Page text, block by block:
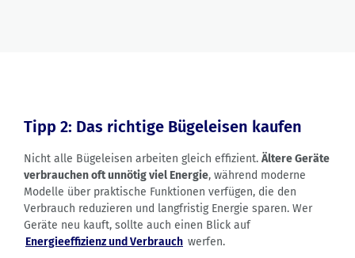
Tipp 2: Das richtige Bügeleisen kaufen
Nicht alle Bügeleisen arbeiten gleich effizient. Ältere Geräte
verbrauchen oft unnötig viel Energie, während moderne
Modelle über praktische Funktionen verfügen, die den
Verbrauch reduzieren und langfristig Energie sparen. Wer
Geräte neu kauft, sollte auch einen Blick auf
Energieeffizienz und Verbrauch werfen.